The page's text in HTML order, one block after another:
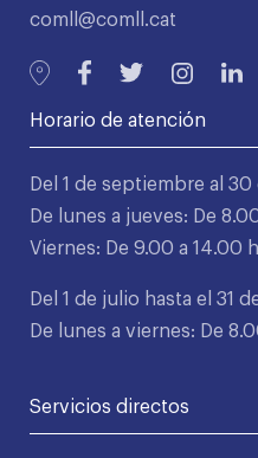
comll@comll.cat
Horario de atención
Del 1 de septiembre al
De lunes a jueves: De
Viernes: De 9.00 a 14.00
Del 1 de julio hasta el 31
De lunes a viernes: De
Servicios directos